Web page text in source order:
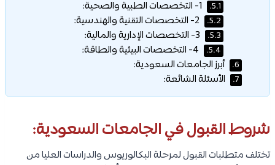
5.1.
5.2.
5.3.
5.4.
6. أبرز الجامعات السعودية:
7. الأسئلة الشائعة:
شروط القبول في الجامعات السعودية:
تختلف متطلبات القبول لمرحلة البكالوريوس والدراسات العليا من